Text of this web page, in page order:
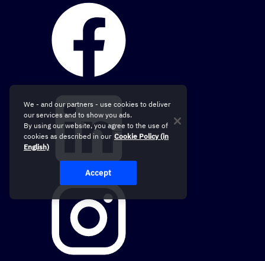
We - and our partners - use cookies to deliver
our services and to show you ads.
By using our website, you agree to the use of
cookies as described in our Cookie Policy (in
English)
Accept